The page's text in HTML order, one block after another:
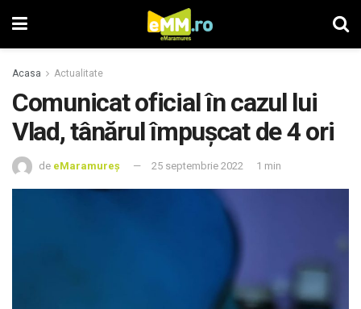
Acasa Actualitate
Comunicat oficial în cazul lui
Vlad, tânărul împușcat de 4 ori
de eMaramureș 25 septembrie 2022 1 min